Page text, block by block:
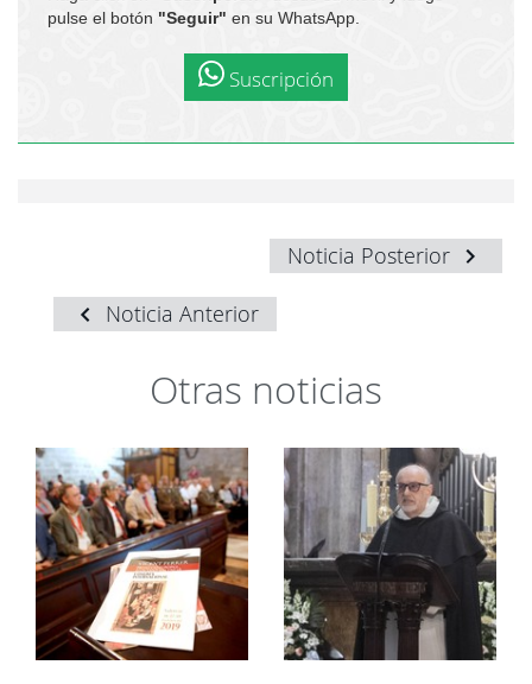
pulse el botón "Seguir" en su WhatsApp.
Suscripción
Noticia Posterior
Noticia Anterior
Otras noticias